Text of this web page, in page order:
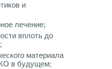
и
лечение;
вплоть до
материала
в будущем;